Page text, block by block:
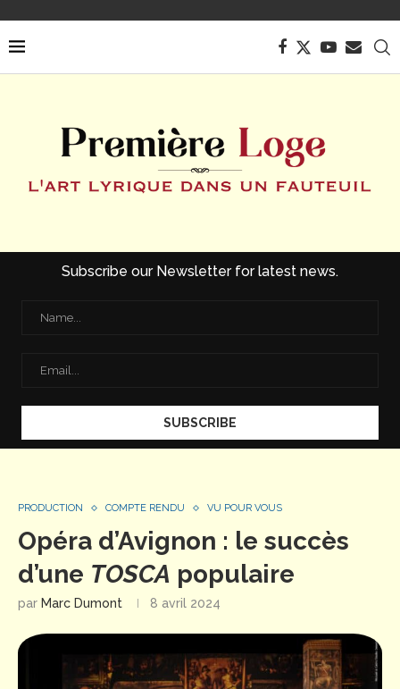
Subscribe our Newsletter for latest news.
PRODUCTION COMPTE RENDU VU POUR VOUS
Opéra d’Avignon : le succès
d’une TOSCA populaire
par Marc Dumont 8 avril 2024